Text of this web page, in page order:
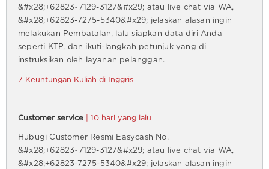
&#x28;+62823~7129-3127&#x29; atau live chat via WA,
&#x28;+62823-7275-5340&#x29; jelaskan alasan ingin
melakukan Pembatalan, lalu siapkan data diri Anda
seperti KTP, dan ikuti-langkah petunjuk yang di
instruksikan oleh layanan pelanggan.
7 Keuntungan Kuliah di Inggris
Customer service | 10 hari yang lalu
Hubugi Customer Resmi Easycash No.
&#x28;+62823~7129-3127&#x29; atau live chat via WA,
&#x28;+62823-7275-5340&#x29; jelaskan alasan ingin